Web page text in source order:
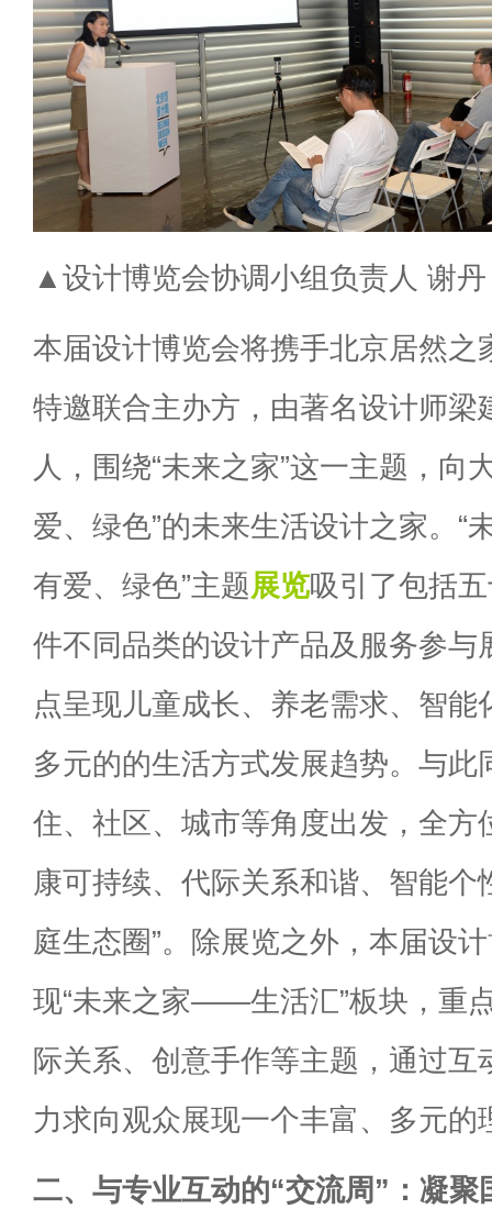
▲设计博览会协调小组负责人 谢丹
本届设计博览会将携手北京居然之
特邀联合主办方，由著名设计师梁
人，围绕“未来之家”这一主题，向
爱、绿色”的未来生活设计之家。
有爱、绿色”主题展览吸引了包括
件不同品类的设计产品及服务参与
点呈现儿童成长、养老需求、智能
多元的的生活方式发展趋势。与此
住、社区、城市等角度出发，全方
康可持续、代际关系和谐、智能个
庭生态圈”。除展览之外，本届设
现“未来之家——生活汇”板块，重
际关系、创意手作等主题，通过互
力求向观众展现一个丰富、多元的
二、与专业互动的“交流周”：凝